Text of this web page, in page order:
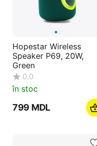
Hopestar Wireless
Speaker P69, 20W,
Green
0.0
în stoc
‍799‍ MDL